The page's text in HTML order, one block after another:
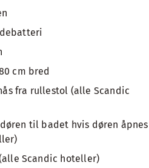
cm bred
fra rullestol (alle Scandic
til badet hvis døren åpnes
Scandic hoteller)